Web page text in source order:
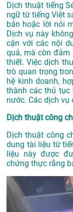
Dịch thuật tiếng
ngữ từ tiếng Việt
bản hoặc lời nói
Dịch vụ này
cận với các nội
quả, mà còn
thiết. Việc dịch
trò quan trọng
hệ kinh doanh,
thành các thủ tục
nước. Các dịch
Dịch thuật công
Dịch thuật công
dung tài liệu từ
liệu này được
chứng thực rằng